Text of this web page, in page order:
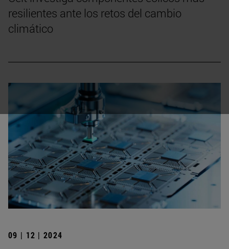
resilientes ante los retos del cambio
climático
09 | 12 | 2024